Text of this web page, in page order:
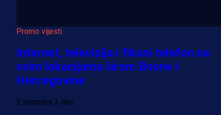
Promo vijesti
Internet, televizija i fiksni telefon na
svim lokacijama širom Bosne i
Hercegovine
2 sedmica 3 dan